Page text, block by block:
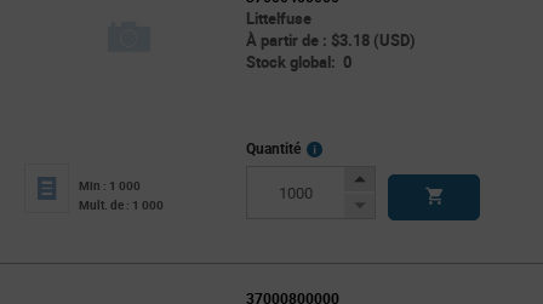
Littelfuse
À partir de : $3.18 (USD)
Stock global: 0
Min : 1 000
Mult. de : 1 000
Quantité
More
Increase
Decrease
37000800000